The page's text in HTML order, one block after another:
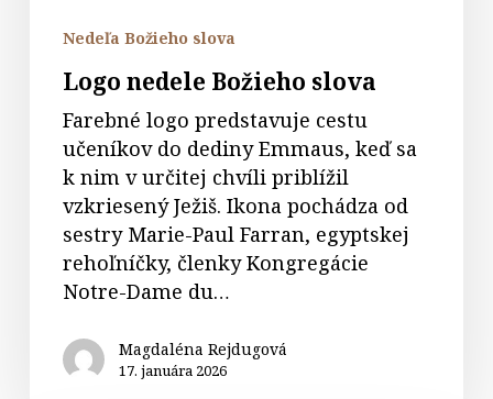
Nedeľa Božieho slova
Logo nedele Božieho slova
Farebné logo predstavuje cestu
učeníkov do dediny Emmaus, keď sa
k nim v určitej chvíli priblížil
vzkriesený Ježiš. Ikona pochádza od
sestry Marie-Paul Farran, egyptskej
rehoľníčky, členky Kongregácie
Notre-Dame du…
Magdaléna Rejdugová
17. januára 2026